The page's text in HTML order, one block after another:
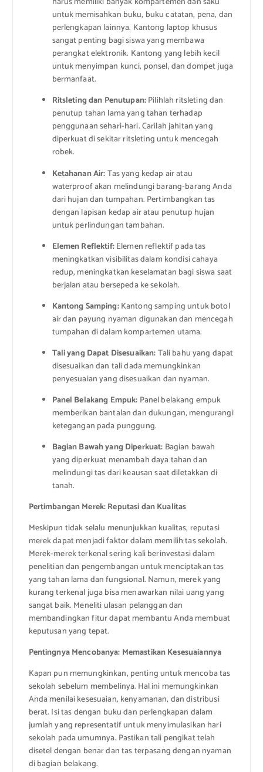
untuk memisahkan buku, buku catatan, pena, dan
perlengkapan lainnya. Kantong laptop khusus
sangat penting bagi siswa yang membawa
perangkat elektronik. Kantong yang lebih kecil
untuk menyimpan kunci, ponsel, dan dompet juga
bermanfaat.
Ritsleting dan Penutupan:Pilihlah ritsleting dan
penutup tahan lama yang tahan terhadap
penggunaan sehari-hari. Carilah jahitan yang
diperkuat di sekitar ritsleting untuk mencegah
robek.
Ketahanan Air:Tas yang kedap air atau
waterproof akan melindungi barang-barang Anda
dari hujan dan tumpahan. Pertimbangkan tas
dengan lapisan kedap air atau penutup hujan
untuk perlindungan tambahan.
Elemen Reflektif:Elemen reflektif pada tas
meningkatkan visibilitas dalam kondisi cahaya
redup, meningkatkan keselamatan bagi siswa saat
berjalan atau bersepeda ke sekolah.
Kantong Samping:Kantong samping untuk botol
air dan payung nyaman digunakan dan mencegah
tumpahan di dalam kompartemen utama.
Tali yang Dapat Disesuaikan:Tali bahu yang dapat
disesuaikan dan tali dada memungkinkan
penyesuaian yang disesuaikan dan nyaman.
Panel Belakang Empuk: Panel belakang empuk
memberikan bantalan dan dukungan, mengurangi
ketegangan pada punggung.
Bagian Bawah yang Diperkuat: Bagian bawah
yang diperkuat menambah daya tahan dan
melindungi tas dari keausan saat diletakkan di
tanah.
Pertimbangan Merek: Reputasi dan Kualitas
Meskipun tidak selalu menunjukkan kualitas, reputasi
merek dapat menjadi faktor dalam memilih tas sekolah.
Merek-merek terkenal sering kali berinvestasi dalam
penelitian dan pengembangan untuk menciptakan tas
yang tahan lama dan fungsional. Namun, merek yang
kurang terkenal juga bisa menawarkan nilai uang yang
sangat baik. Meneliti ulasan pelanggan dan
membandingkan fitur dapat membantu Anda membuat
keputusan yang tepat.
Pentingnya Mencobanya: Memastikan Kesesuaiannya
Kapan pun memungkinkan, penting untuk mencoba tas
sekolah sebelum membelinya. Hal ini memungkinkan
Anda menilai kesesuaian, kenyamanan, dan distribusi
berat. Isi tas dengan buku dan perlengkapan dalam
jumlah yang representatif untuk menyimulasikan hari
sekolah pada umumnya. Pastikan tali pengikat telah
disetel dengan benar dan tas terpasang dengan nyaman
di bagian belakang.